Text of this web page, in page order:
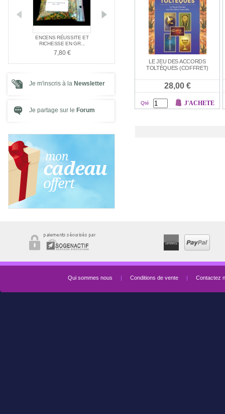
ENCENS RÉUSSITE ET
RICHESSE EN GR...
7,80 €
PACK SPÉCIAL AMOUR
ENCENS
SANTÉ
7,80 €
Je m'inscris à la Newsletter
Je partage sur le Forum
LE JEU DES ACCORDS
TOLTÈQUES (COFFRET)
28,00 €
Qté J'ACHETE
Qui sommes nous | Conditions de vente | Contactez